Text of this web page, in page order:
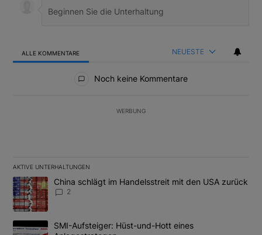
ALLE KOMMENTARE NEUESTE
Noch keine Kommentare
WERBUNG
AKTIVE UNTERHALTUNGEN
Das Folgende ist eine Liste der am meisten kommentierten
Ein Trendartikel mit dem Titel "China schlägt im Handelsstreit
China schlägt im Handelsstreit mit den USA zurück
2
Ein Trendartikel mit dem Titel "SMI-Aufsteiger: Hüst-und-Hott
SMI-Aufsteiger: Hüst-und-Hott eines